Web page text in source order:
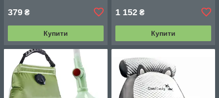
379 ₴
Купити
1 152 ₴
Купити